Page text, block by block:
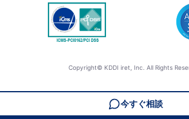
Copyright© KDDI iret, Inc. All Rights
今すぐ相談